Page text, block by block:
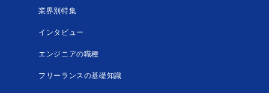
業界別特集
インタビュー
エンジニアの職種
フリーランスの基礎知識